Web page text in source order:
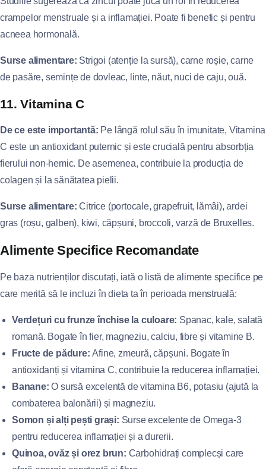
crampelor menstruale și a inflamației. Poate fi benefic și pentru
acneea hormonală.
Surse alimentare: Strigoi (atenție la sursă), carne roșie, carne
de pasăre, semințe de dovleac, linte, năut, nuci de caju, ouă.
11. Vitamina C
De ce este importantă: Pe lângă rolul său în imunitate, Vitamina
C este un antioxidant puternic și este crucială pentru absorbția
fierului non-hemic. De asemenea, contribuie la producția de
colagen și la sănătatea pielii.
Surse alimentare: Citrice (portocale, grapefruit, lămâi), ardei
gras (roșu, galben), kiwi, căpșuni, broccoli, varză de Bruxelles.
Alimente Specifice Recomandate
Pe baza nutrienților discutați, iată o listă de alimente specifice pe
care merită să le incluzi în dieta ta în perioada menstruală:
Verdețuri cu frunze închise la culoare: Spanac, kale, salată
romană. Bogate în fier, magneziu, calciu, fibre și vitamine B.
Fructe de pădure: Afine, zmeură, căpșuni. Bogate în
antioxidanți și vitamina C, contribuie la reducerea inflamației.
Banane: O sursă excelentă de vitamina B6, potasiu (ajută la
combaterea balonării) și magneziu.
Somon și alți pești grași: Surse excelente de Omega-3
pentru reducerea inflamației și a durerii.
Quinoa, ovăz și orez brun: Carbohidrați complecși care